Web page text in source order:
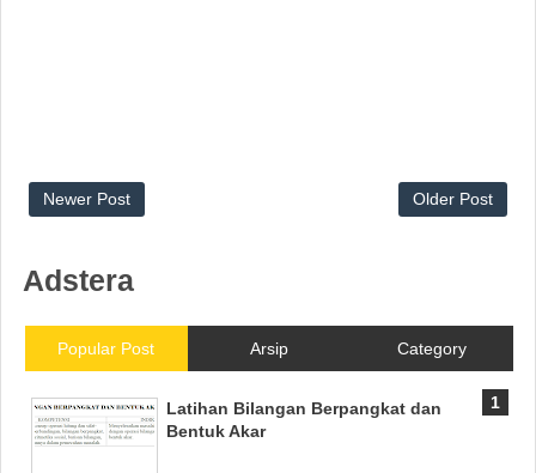
Newer Post Older Post
Adstera
Popular Post Arsip Category
Latihan Bilangan Berpangkat dan
Bentuk Akar